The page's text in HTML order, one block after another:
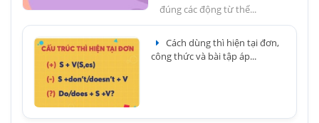
đúng các động từ thể...
Cách dùng thì hiện tại đơn,
công thức và bài tập áp...